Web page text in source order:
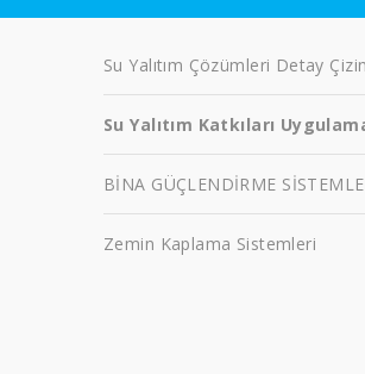
Su Yalıtım Çözümleri Detay
Su Yalıtım Katkıları
BİNA GÜÇLENDİRME
Zemin Kaplama Sistemleri